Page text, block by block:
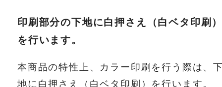
印刷部分の下地に白押さえ（白ベタ印刷
を行います。
本商品の特性上、カラー印刷を行う際は、
地に白押さえ（白ベタ印刷）を行います。